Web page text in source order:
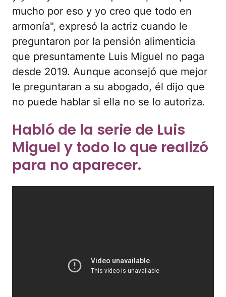
mucho por eso y yo creo que todo en
armonía", expresó la actriz cuando le
preguntaron por la pensión alimenticia
que presuntamente Luis Miguel no paga
desde 2019. Aunque aconsejó que mejor
le preguntaran a su abogado, él dijo que
no puede hablar si ella no se lo autoriza.
Habló de la serie de Luis
Miguel y todo lo que realizó
para no aparecer.